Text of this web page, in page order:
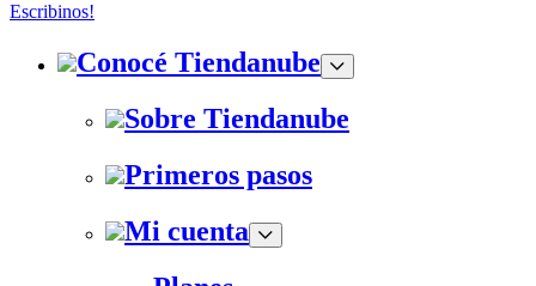
Escribinos!
Conocé Tiendanube
Sobre Tiendanube
Primeros pasos
Mi cuenta